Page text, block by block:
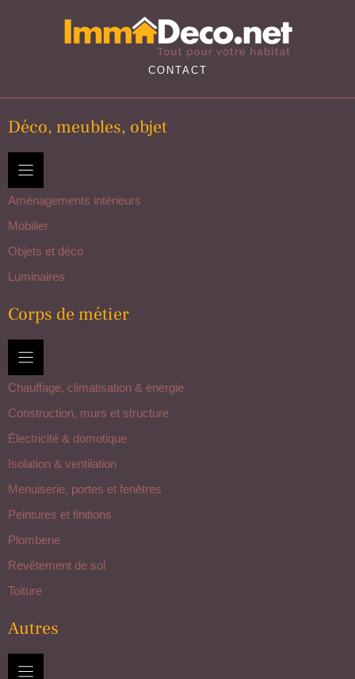
CONTACT
Déco, meubles, objet
Aménagements intérieurs
Mobilier
Objets et déco
Luminaires
Corps de métier
Chauffage, climatisation & énergie
Construction, murs et structure
Électricité & domotique
Isolation & ventilation
Menuiserie, portes et fenêtres
Peintures et finitions
Plomberie
Revêtement de sol
Toiture
Autres